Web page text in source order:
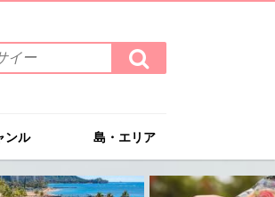
検
索
す
ンル 島・エリア